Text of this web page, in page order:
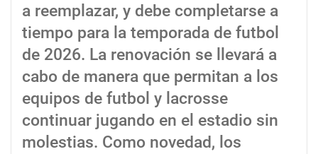
a reemplazar, y debe completarse a
tiempo para la temporada de futbol
de 2026. La renovación se llevará a
cabo de manera que permitan a los
equipos de futbol y lacrosse
continuar jugando en el estadio sin
molestias. Como novedad, los